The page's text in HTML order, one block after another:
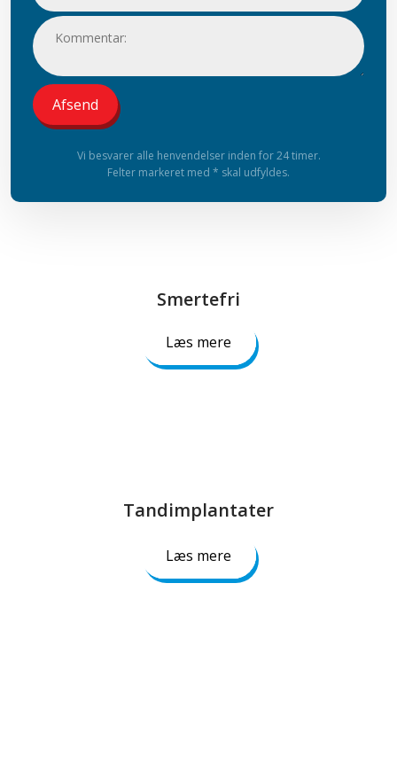
Vi besvarer alle henvendelser inden for 24 timer.
Felter markeret med * skal udfyldes.​
Smertefri​​
Læs mere
Tandimplantater​
Læs mere